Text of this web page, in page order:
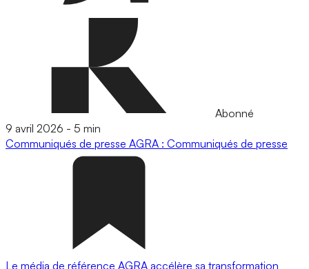
Abonné
9 avril 2026 - 5 min
Communiqués de presse AGRA : Communiqués de presse
Le média de référence AGRA accélère sa transformation